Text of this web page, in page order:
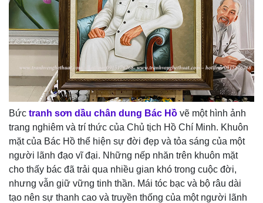
Bức tranh sơn dầu chân dung Bác Hồ vẽ một hình ảnh
trang nghiêm và trí thức của Chủ tịch Hồ Chí Minh. Khuôn
mặt của Bác Hồ thể hiện sự đời đẹp và tỏa sáng của một
người lãnh đạo vĩ đại. Những nếp nhăn trên khuôn mặt
cho thấy bác đã trải qua nhiều gian khó trong cuộc đời,
nhưng vẫn giữ vững tinh thần. Mái tóc bạc và bộ râu dài
tạo nên sự thanh cao và truyền thống của một người lãnh